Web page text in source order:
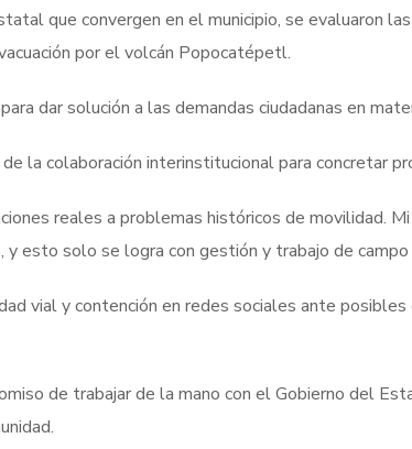
que convergen en el municipio, se evaluaron
por el volcán Popocatépetl.
dar solución a las demandas ciudadanas en
la colaboración interinstitucional para concretar
reales a problemas históricos de movilidad.
esto solo se logra con gestión y trabajo de campo
vial y contención en redes sociales ante
de trabajar de la mano con el Gobierno del